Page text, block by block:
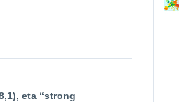
eta “strong